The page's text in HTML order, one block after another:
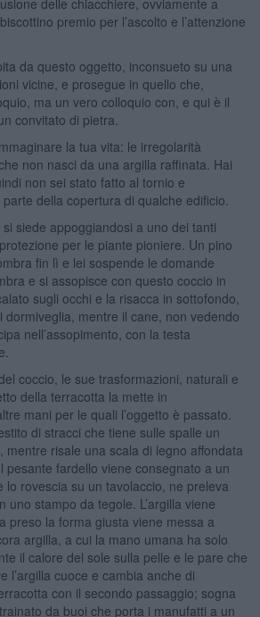
premio per l’ascolto e l’attenzione
da questo oggetto, inconsueto su una
vicine, e prosegue in quello che,
ma un vero colloquio con, e qui è il
convitato di pietra.
la tua vita: le irregolarità
non nasci da una argilla raffinata. Hai
non sei stato fatto al tornio e
della copertura di qualche edificio.
siede appoggiandosi a uno dei tanti
per le piante pioniere. Un pino
fin lì e lei sospende le domande
e si assopisce con questo coccio in
sugli occhi e la risacca in sottofondo,
dormiveglia, mentre il cane, non vedendo
nell’assopimento, con la testa
coccio, le sue trasformazioni, naturali e
della terracotta la mette in
mani per le quali l’oggetto è passato.
di stracci che tiene sulle spalle un
mentre risale una scala di legno affondata
pesante fardello viene consegnato a un
lo rovescia su un tavolaccio, ne preleva
uno stampo da tegole. L’argilla viene
preso la forma giusta viene messa a
argilla, a cui la mano umana ha solo
il calore del sole sulla pelle e le pare che
l’argilla cuoce e cambia anche di
con il secondo passaggio; sogna
da buoi che porta i manufatti a un